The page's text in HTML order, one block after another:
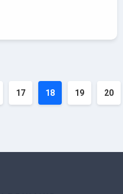
17 18 19 20